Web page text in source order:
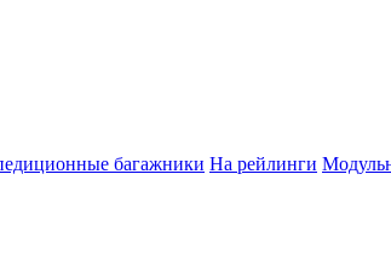
багажники На рейлинги